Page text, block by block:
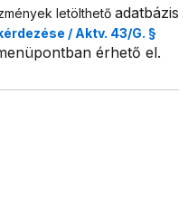
letölthető adatbázis
/ Aktv. 43/G. §
érhető el.